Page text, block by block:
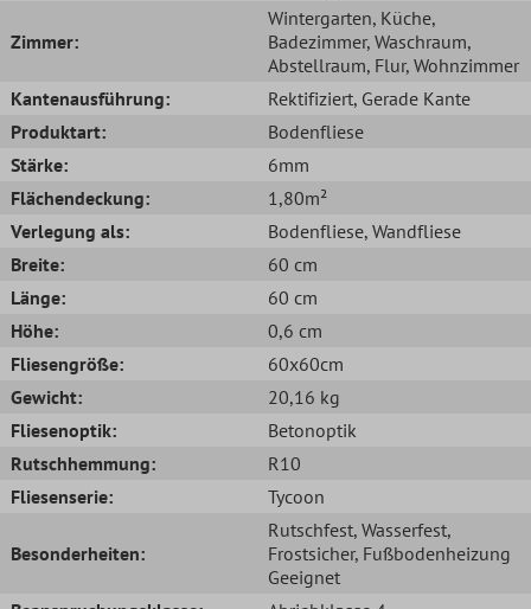
Zimmer:
Wintergarten, Küche,
Badezimmer, Waschraum,
Abstellraum, Flur, Wohnzimmer
Kantenausführung:
Rektifiziert, Gerade Kante
Produktart:
Bodenfliese
Stärke:
6mm
Flächendeckung:
1,80m²
Verlegung als:
Bodenfliese, Wandfliese
Breite:
60 cm
Länge:
60 cm
Höhe:
0,6 cm
Fliesengröße:
60x60cm
Gewicht:
20,16 kg
Fliesenoptik:
Betonoptik
Rutschhemmung:
R10
Fliesenserie:
Tycoon
Besonderheiten:
Rutschfest, Wasserfest,
Frostsicher, Fußbodenheizung
Geeignet